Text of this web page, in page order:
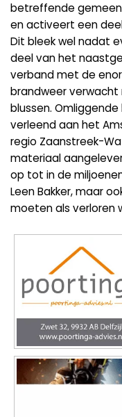
betreffende
en activeert een
Dit bleek wel nadat
deel van het
verband met de
brandweer verwacht
blussen.
verleend aan het
regio Zaanstreek-
materiaal
op tot in de
Leen Bakker, maar
moeten als verloren